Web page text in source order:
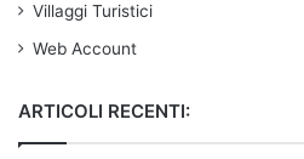
Villaggi Turistici
Web Account
ARTICOLI RECENTI: